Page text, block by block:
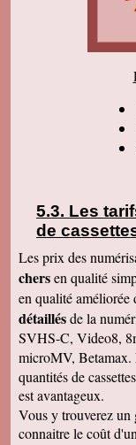
sommes
J'ai bien
dois dire
les prix .
Pierre B
Je suis
que les
Jacques N
Colis reçu
par vos
Hervé R
j'ai bien
de cet
Pascal R
bonjour
visionnage
Francis C
J' ai bien
rappellent
Les
de
Les prix des
chersen qualité
en qualité améliorée
détaillésde la
SVHS-C, Video8,
microMV,
quantités de
est avantageux.
Vous y trouverez
connaitre le coût